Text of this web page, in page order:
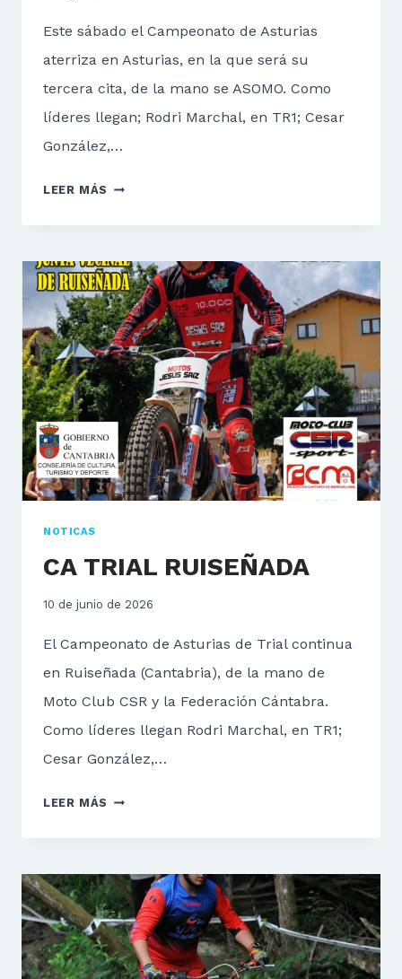
Este sábado el Campeonato de Asturias
aterriza en Asturias, en la que será su
tercera cita, de la mano se ASOMO. Como
líderes llegan; Rodri Marchal, en TR1; Cesar
González,…
LEER MÁS CA
NOTICAS
CA TRIAL RUISEÑADA
10 de junio de 2026
El Campeonato de Asturias de Trial continua
en Ruiseñada (Cantabria), de la mano de
Moto Club CSR y la Federación Cántabra.
Como líderes llegan Rodri Marchal, en TR1;
Cesar González,…
LEER MÁS CA